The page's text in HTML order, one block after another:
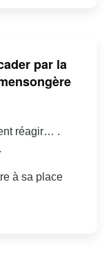
par la
réagir… .
à sa place